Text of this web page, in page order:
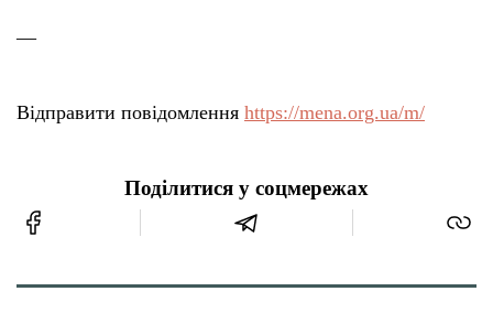
—
Відправити повідомлення https://mena.org.ua/m/
Поділитися у соцмережах